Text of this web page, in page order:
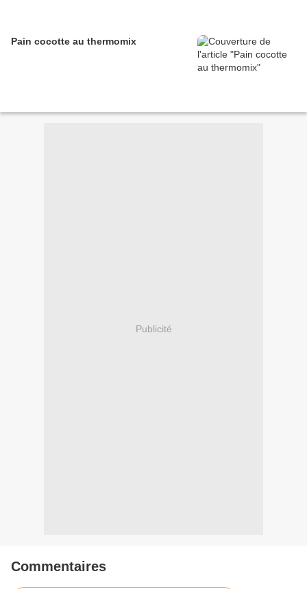
Pain cocotte au thermomix
Publicité
Commentaires